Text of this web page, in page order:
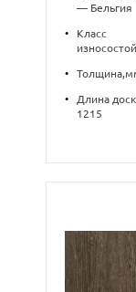
— Бельгия
•
Класс
•
•
Длина
1215